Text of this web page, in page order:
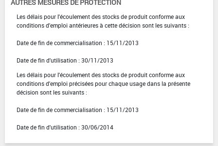
AUTRES MESURES DE PROTECTION
Les délais pour l'écoulement des stocks de produit conforme aux
conditions d'emploi antérieures à cette décision sont les suivants :
Date de fin de commercialisation : 15/11/2013
Date de fin d'utilisation : 30/11/2013
Les délais pour l'écoulement des stocks de produit conforme aux
conditions d'emploi précisées pour chaque usage dans la présente
décision sont les suivants :
Date de fin de commercialisation : 15/11/2013
Date de fin d'utilisation : 30/06/2014